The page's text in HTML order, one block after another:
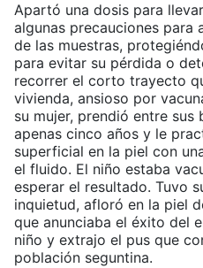
Apartó una dosis para
algunas precauciones para
de las muestras,
para evitar su pérdida o
recorrer el corto trayecto
vivienda, ansioso por
su mujer, prendió entre sus
apenas cinco años y le
superficial en la piel con
el fluido. El niño estaba
esperar el resultado. Tuvo
inquietud, afloró en la piel
que anunciaba el éxito del
niño y extrajo el pus que
población seguntina.